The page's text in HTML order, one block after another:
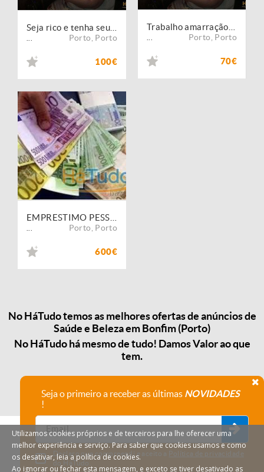
Seja rico e tenha seu amor com PACTO RIQZA e AMARRAÇÃO AMOR definitiva
Porto Porto
100€
Porto Porto
70€
Porto Porto
600€
No HáTudo temos as melhores ofertas de anúncios de
Saúde e Beleza em Bonfim (Porto)
No HáTudo há mesmo de tudo! Damos Valor ao que
tem.
Seja o primeiro a receber as últimas NOVIDADES
!
Declaro que compreendi e aceito a Política de privacidade
do HáTudo.
Utilizamos cookies próprios e de terceiros para lhe oferecer uma
melhor experiência e serviço. Para saber que cookies usamos e como
os desativar, leia a política de cookies.
Ao ignorar ou fechar esta mensagem, e exceto se tiver desativado as